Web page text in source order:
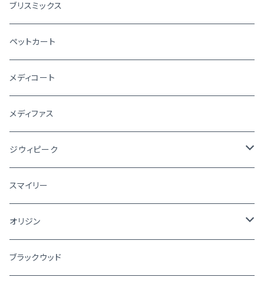
ブリスミックス
ペットカート
メディコート
メディファス
ジウィピーク
犬
猫
スマイリー
オリジン
犬
ブラックウッド